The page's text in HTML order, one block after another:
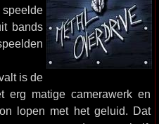
speelde
bands
is de
erg matige camerawerk en
lopen met het geluid. Dat